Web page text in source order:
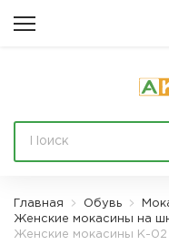
Главная Обувь
Женские мокасины на
Женские мокасины К-02